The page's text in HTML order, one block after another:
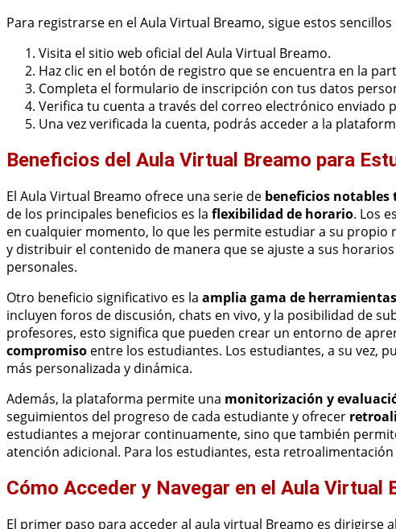
Para registrarse en el Aula Virtual Breamo, sigue estos sencillos
Visita el sitio web oficial del Aula Virtual Breamo.
Haz clic en el botón de registro que se encuentra en la
Completa el formulario de inscripción con tus datos
Verifica tu cuenta a través del correo electrónico enviado
Una vez verificada la cuenta, podrás acceder a la
Beneficios del Aula Virtual Breamo para
El Aula Virtual Breamo ofrece una serie de beneficios
de los principales beneficios es la flexibilidad de horario. Los
en cualquier momento, lo que les permite estudiar a su
y distribuir el contenido de manera que se ajuste a sus
personales.
Otro beneficio significativo es la amplia gama de
incluyen foros de discusión, chats en vivo, y la posibilidad de
profesores, esto significa que pueden crear un entorno de
compromiso entre los estudiantes. Los estudiantes, a su vez,
más personalizada y dinámica.
Además, la plataforma permite una monitorización y
seguimientos del progreso de cada estudiante y ofrecer
estudiantes a mejorar continuamente, sino que también
atención adicional. Para los estudiantes, esta
Cómo Acceder y Navegar en el Aula Virtual
El primer paso para acceder al aula virtual Breamo es dirigirse al